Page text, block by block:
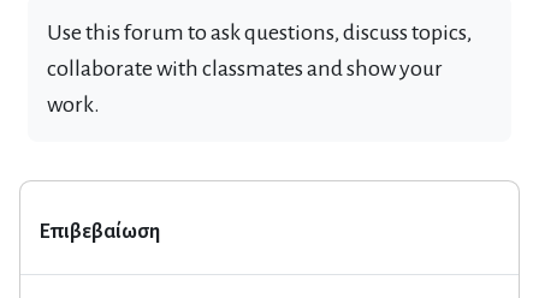
Use this forum to ask questions, discuss topics,
collaborate with classmates and show your
work.
Επιβεβαίωση